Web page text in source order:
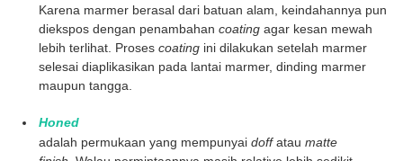
Karena marmer berasal dari batuan alam, keindahannya pun
diekspos dengan penambahan coating agar kesan mewah
lebih terlihat. Proses coating ini dilakukan setelah marmer
selesai diaplikasikan pada lantai marmer, dinding marmer
maupun tangga.
Honed
adalah permukaan yang mempunyai doffatau matte